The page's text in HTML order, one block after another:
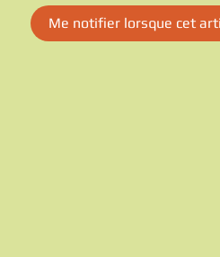
Me notifier lorsque cet